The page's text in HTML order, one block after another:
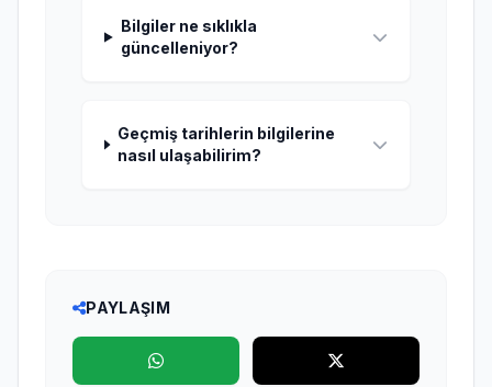
Bilgiler ne sıklıkla
güncelleniyor?
Geçmiş tarihlerin bilgilerine
nasıl ulaşabilirim?
PAYLAŞIM